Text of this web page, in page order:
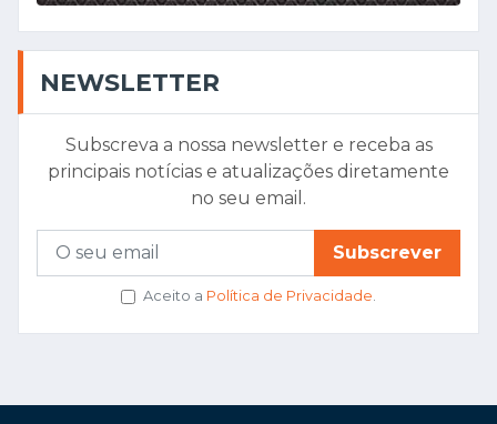
NEWSLETTER
Subscreva a nossa newsletter e receba as
principais notícias e atualizações diretamente
no seu email.
Subscrever
Aceito a Política de Privacidade